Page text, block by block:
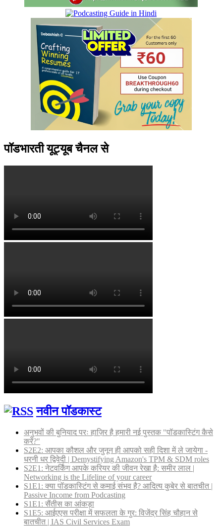
पॉडभारती यूट्यूब चैनल से
नवीन पॉडकास्ट
अनुभवों की बुनियाद परः हाज़िर है हमारी नई पुस्तक "पॉडकास्टिंग कैसे
करें?"
S2E2: आपका कौशल और जुनून ही आपको सही दिशा में ले जायेगा -
धरनी धर द्विवेदी | Demystifying Amazon's TPM & SDM roles
S2E1: नेटवर्किंग आपके करियर की जीवन रेखा है: समीर लाल |
Networking is the Lifeline of your career
S1E1: क्या पॉडकास्टिंग से कमाई संभव है? आदित्य कुबेर से बातचीत |
Passive Income from Podcasting
S1E1: सैंतीस का आंकड़ा
S1E5: आईएएस परीक्षा में सफलता के गुर: विजेंद्र सिंह चौहान से
बातचीत | IAS Civil Services Exam